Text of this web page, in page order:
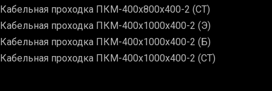
Кабельная проходка ПКМ-400х800х400-2 (СТ)
Кабельная проходка ПКМ-400х1000х400-2 (Э)
Кабельная проходка ПКМ-400х1000х400-2 (Б)
Кабельная проходка ПКМ-400х1000х400-2 (СТ)